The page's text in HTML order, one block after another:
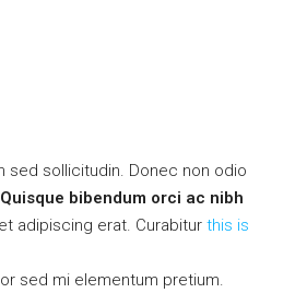
sed sollicitudin. Donec non odio
Quisque bibendum orci ac nibh
adipiscing erat. Curabitur this is
sed mi elementum pretium.